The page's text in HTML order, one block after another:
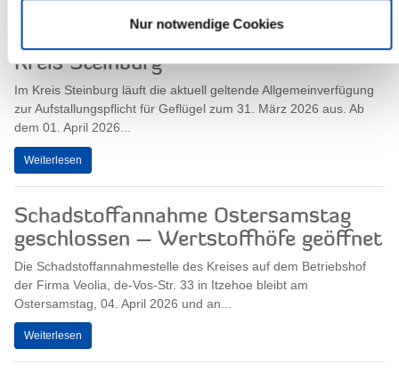
Nur notwendige Cookies
Kreis Steinburg
Im Kreis Steinburg läuft die aktuell geltende Allgemeinverfügung
zur Aufstallungspflicht für Geflügel zum 31. März 2026 aus. Ab
dem 01. April 2026...
Weiterlesen
Schadstoffannahme Ostersamstag
geschlossen – Wertstoffhöfe geöffnet
Die Schadstoffannahmestelle des Kreises auf dem Betriebshof
der Firma Veolia, de-Vos-Str. 33 in Itzehoe bleibt am
Ostersamstag, 04. April 2026 und an...
Weiterlesen